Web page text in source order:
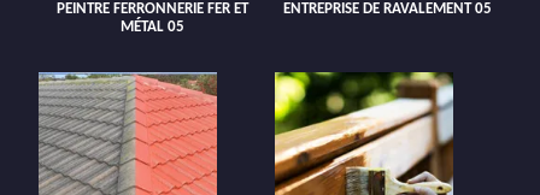
PEINTRE FERRONNERIE FER ET
MÉTAL 05
ENTREPRISE DE RAVALEMENT 05